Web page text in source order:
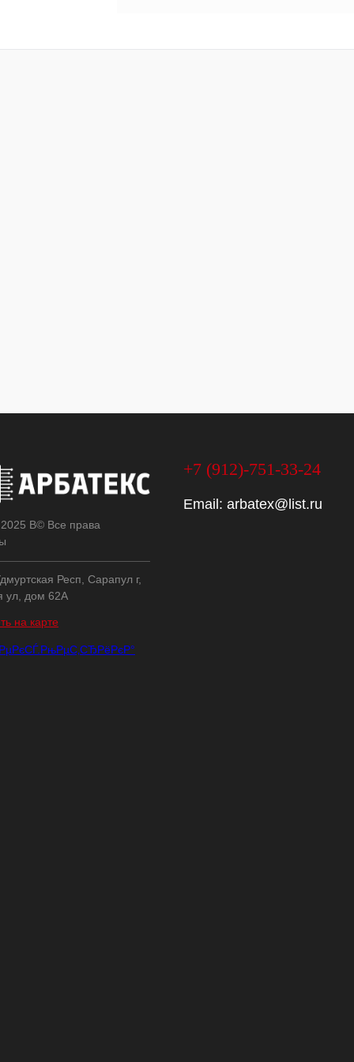
В© Все права
Респ, Сарапул г,
ул, дом 62А
на карте
+7 (912)-751-33-24
Email: arbatex@list.ru